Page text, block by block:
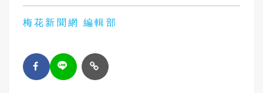
梅花新聞網 編輯部